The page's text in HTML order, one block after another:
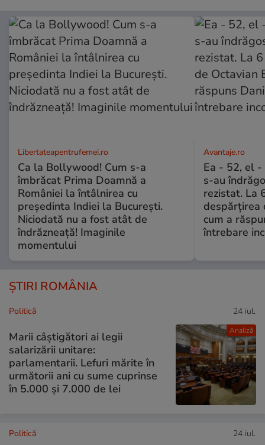
Libertateapentrufemei.ro
Ca la Bollywood! Cum s-a
îmbrăcat Prima Doamnă a
României la întâlnirea cu
președinta Indiei la București.
Niciodată nu a fost atât de
îndrăzneață! Imaginile
momentului
Avantaje.ro
Ea - 52, el -
s-au
rezistat. La
despărțirea
cum a
întrebare
ȘTIRI ROMÂNIA
Analiză
Politică 24 iul.
Marii câștigători ai legii
salarizării unitare:
parlamentarii. Lefuri mărite în
următorii ani cu sume cuprinse
în 5.000 și 7.000 de lei
Politică 24 iul.